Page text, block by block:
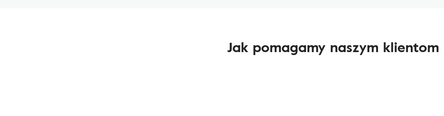
Jak pomagamy naszym klientom